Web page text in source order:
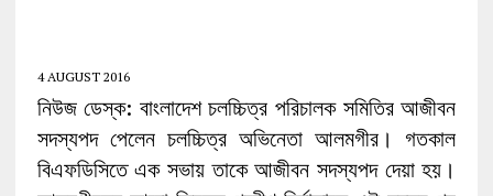
4 AUGUST 2016
নিউজ ডেস্ক: বাংলাদেশ চলচ্চিত্র পরিচালক সমিতির আজীবন
সদস্যপদ পেলেন চলচ্চিত্র অভিনেতা আলমগীর। গতকাল
বিএফডিসিতে এক সভায় তাকে আজীবন সদস্যপদ দেয়া হয়।